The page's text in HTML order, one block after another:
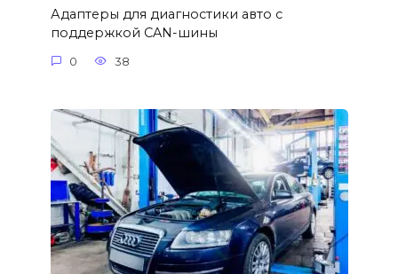
Адаптеры для диагностики авто с
поддержкой CAN-шины
0 38